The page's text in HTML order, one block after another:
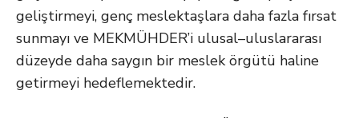
geliştirmeyi, genç meslektaşlara daha fazla fırsat
sunmayı ve MEKMÜHDER’i ulusal–uluslararası
düzeyde daha saygın bir meslek örgütü haline
getirmeyi hedeflemektedir.